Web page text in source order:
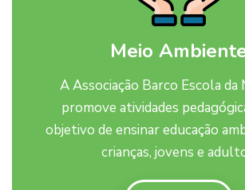
Meio
A Associação Barco Escola da
promove atividades
objetivo de ensinar educação
crianças, jovens e